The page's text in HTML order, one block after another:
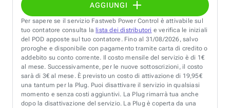
AGGIUNGI
Per sapere se il servizio Fastweb Power Control è attivabile sul
tuo contatore consulta la lista dei distributori e verifica le iniziali
del POD apposte sul tuo contatore. Fino al 31/08/2026, salvo
proroghe e disponibile con pagamento tramite carta di credito o
addebito su conto corrente. Il costo mensile del servizio è di 1€
al mese. Successivamente, per le nuove sottoscrizioni, il costo
sarà di 3€ al mese. È previsto un costo di attivazione di 19,95€
una tantum per la Plug. Puoi disattivare il servizio in qualsiasi
momento e senza costi aggiuntivi. La Plug rimarrà tua anche
dopo la disattivazione del servizio. La Plug è coperta da una